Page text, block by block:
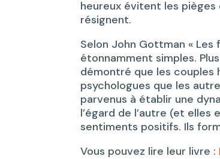
heureux évitent les pièges
résignent.
Selon John Gottman «
étonnamment simples.
démontré que les couples
psychologues que les
parvenus à établir une
l’égard de l’autre (et
sentiments positifs. Ils
Vous pouvez lire leur livre :